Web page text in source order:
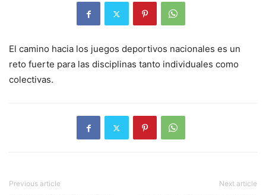
El camino hacia los juegos deportivos nacionales es un
reto fuerte para las disciplinas tanto individuales como
colectivas.
Previous article Next article